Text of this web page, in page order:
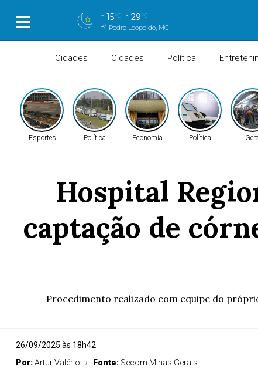
15°C 29°C
Pedro Leopoldo, MG
Cidades Cidades Política
Esportes Política Economia Política Geral
Hospital
captação de
Procedimento realizado com equipe do
26/09/2025 às 18h42
Por:Artur Valério Fonte: Secom Minas Gerais